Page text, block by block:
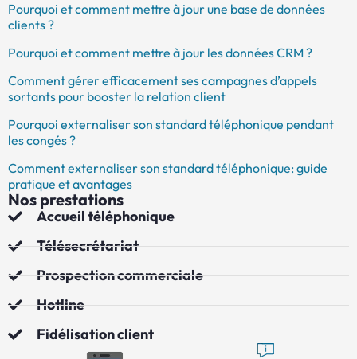
Pourquoi et comment mettre à jour une base de données
clients ?
Pourquoi et comment mettre à jour les données CRM ?
Comment gérer efficacement ses campagnes d’appels
sortants pour booster la relation client
Pourquoi externaliser son standard téléphonique pendant
les congés ?
Comment externaliser son standard téléphonique: guide
pratique et avantages
Nos prestations
Accueil téléphonique
Télésecrétariat
Prospection commerciale
Hotline
Fidélisation client